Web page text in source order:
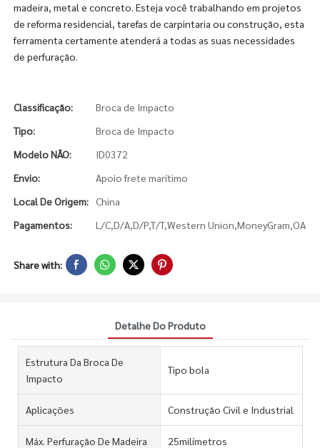
madeira, metal e concreto. Esteja você trabalhando em projetos
de reforma residencial, tarefas de carpintaria ou construção, esta
ferramenta certamente atenderá a todas as suas necessidades
de perfuração.
Classificação:
Broca de Impacto
Tipo:
Broca de Impacto
Modelo NÃO:
ID0372
Envio:
Apoio frete marítimo
Local De Origem:
China
Pagamentos:
L/C,D/A,D/P,T/T,Western Union,MoneyGram,OA
Share with:
Detalhe Do Produto
Estrutura Da Broca De
Impacto
Tipo bola
Aplicações Construção Civil e Industrial
Máx. Perfuração De Madeira 25milímetros